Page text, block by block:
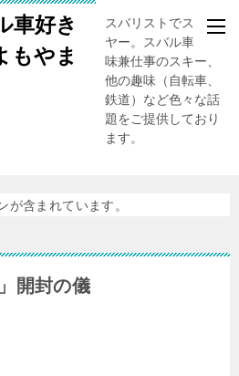
車好き
もやま
スバリストでスキー
ヤー。スバル車、趣
味兼仕事のスキー、
他の趣味（自転車、
鉄道）など色々な話
題をご提供しており
ます。
含まれています。
開封の儀